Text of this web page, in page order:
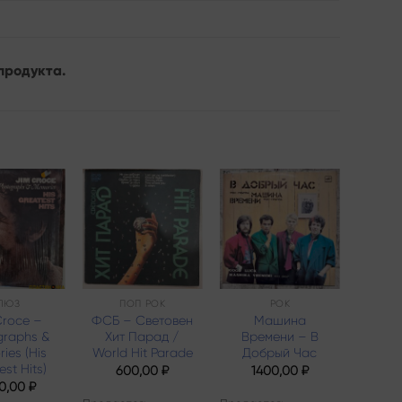
wishlist
–
&
(His
Hits)
₽
Add to
wishlist
ПОП РОК
ФСБ – Световен
Хит Парад /
World Hit Parade
600,00₽
Add to
wishlist
РОК
Машина
Времени – В
Добрый Час
1400,00 ₽